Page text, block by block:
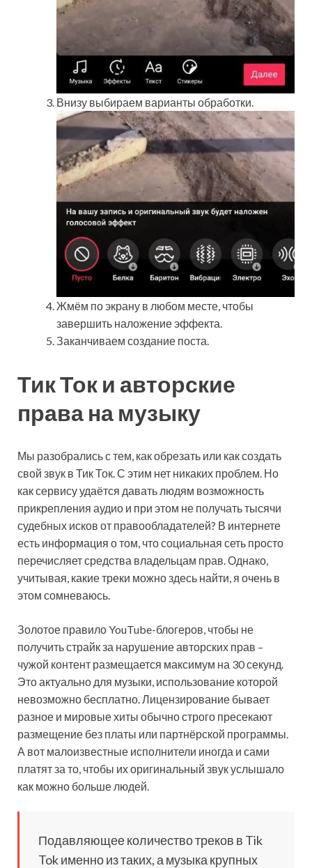
Внизу выбираем варианты обработки.
Жмём по экрану в любом месте, чтобы
завершить наложение эффекта.
Заканчиваем создание поста.
Тик Ток и авторские
права на музыку
Мы разобрались с тем, как обрезать или как создать
свой звук в Тик Ток. С этим нет никаких проблем. Но
как сервису удаётся давать людям возможность
прикрепления аудио и при этом не получать тысячи
судебных исков от правообладателей? В интернете
есть информация о том, что социальная сеть просто
перечисляет средства владельцам прав. Однако,
учитывая, какие треки можно здесь найти, я очень в
этом сомневаюсь.
Золотое правило YouTube-блогеров, чтобы не
получить страйк за нарушение авторских прав –
чужой контент размещается максимум на 30 секунд.
Это актуально для музыки, использование которой
невозможно бесплатно. Лицензирование бывает
разное и мировые хиты обычно строго пресекают
размещение без платы или партнёрской программы.
А вот малоизвестные исполнители иногда и сами
платят за то, чтобы их оригинальный звук услышало
как можно больше людей.
Подавляющее количество треков в Tik
Tok именно из таких, а музыка крупных